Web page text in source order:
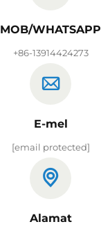
MOB/WHATSAPP
+86-13914424273
E-mel
[email protected]
Alamat